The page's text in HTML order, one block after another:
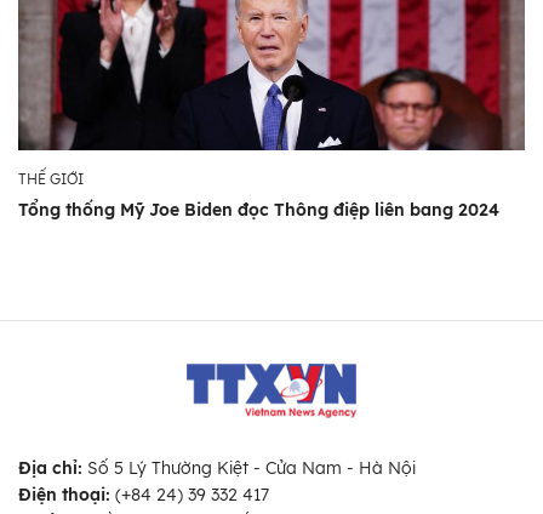
THẾ GIỚI
Tổng thống Mỹ Joe Biden đọc Thông điệp liên bang 2024
Địa chỉ: Số 5 Lý Thường Kiệt - Cửa Nam - Hà Nội
Điện thoại: (+84 24) 39 332 417